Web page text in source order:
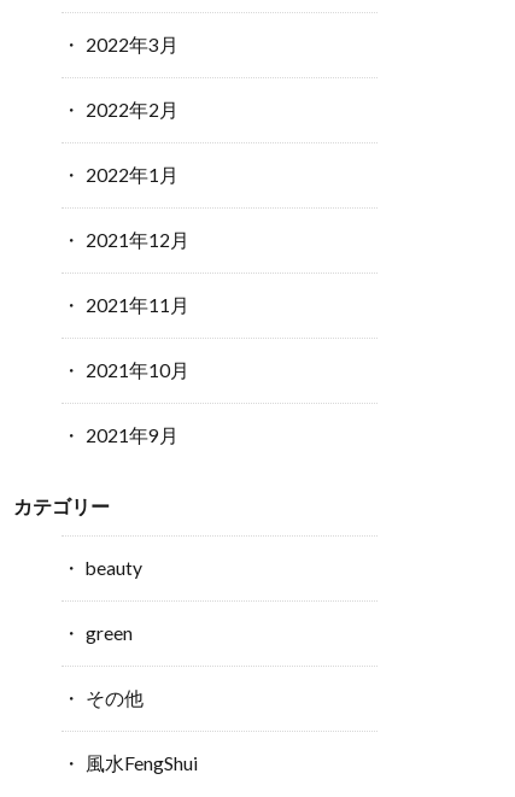
2022年3月
2022年2月
2022年1月
2021年12月
2021年11月
2021年10月
2021年9月
カテゴリー
beauty
green
その他
風水FengShui